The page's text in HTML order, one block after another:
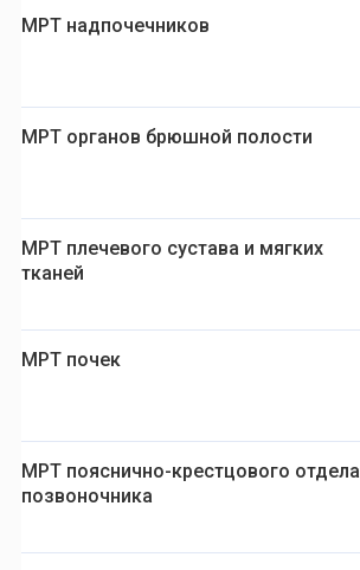
МРТ надпочечников
МРТ органов брюшной полости
МРТ плечевого сустава и мягких
тканей
МРТ почек
МРТ пояснично-крестцового отдела
позвоночника